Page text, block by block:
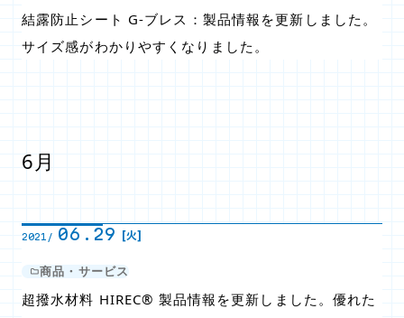
結露防止シート G-ブレス：製品情報を更新しました。
サイズ感がわかりやすくなりました。
6月
2021/ 06.29 [火]
商品・サービス
超撥水材料 HIREC® 製品情報を更新しました。優れた